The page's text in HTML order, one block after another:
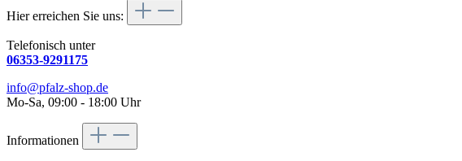
Hier erreichen Sie uns:
Telefonisch unter
06353-9291175
info@pfalz-shop.de
Mo-Sa, 09:00 - 18:00 Uhr
Informationen